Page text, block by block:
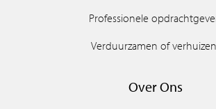
Professionele
Verduurzamen of
Over Ons